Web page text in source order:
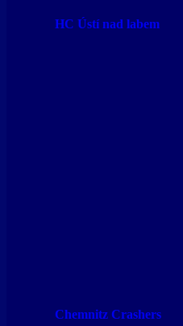
HC Ústí nad labem
Chemnitz Crashers